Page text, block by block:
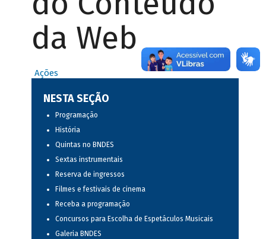
da Web
Ações
NESTA SEÇÃO
Programação
História
Quintas no BNDES
Sextas instrumentais
Reserva de ingressos
Filmes e festivais de cinema
Receba a programação
Concursos para Escolha de Espetáculos Musicais
Galeria BNDES